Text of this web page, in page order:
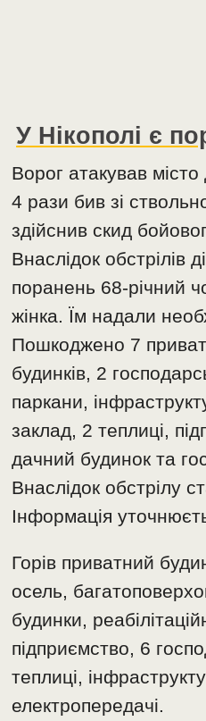
У Нікополі є
Ворог атакував
4 рази бив зі
здійснив скид
Внаслідок обстрілів
поранень 68-річний
жінка. Їм надали
Пошкоджено 7
будинків, 2
паркани,
заклад, 2 теплиці,
дачний будинок та
Внаслідок обстрілу
Інформація
Горів приватний
осель,
будинки,
підприємство, 6
теплиці,
електропередачі.